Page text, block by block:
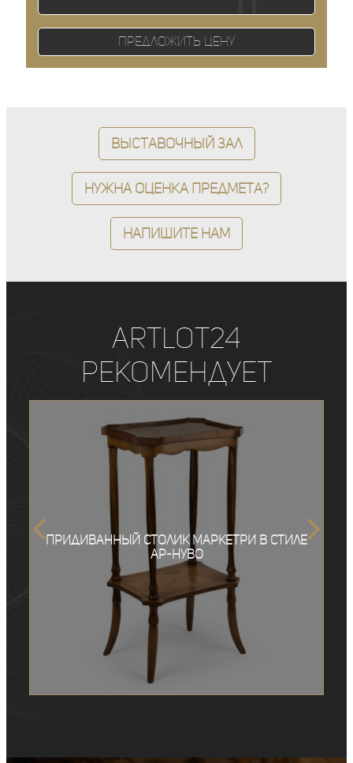
Предложить цену
Выставочный зал
Нужна оценка предмета?
Напишите нам
ArtLot24
рекомендует
Придиванный столик маркетри в стиле
ар-нуво